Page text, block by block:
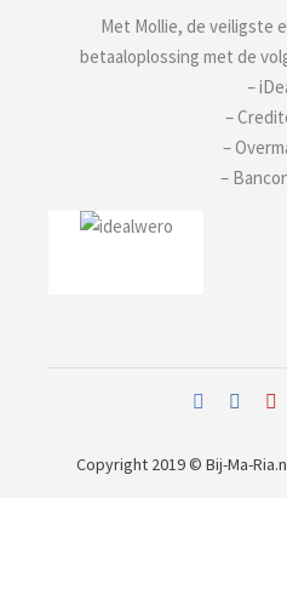
Met Mollie, de veiligste
betaaloplossing met de
–
–
–
–
Copyright 2019 © Bij-Ma-